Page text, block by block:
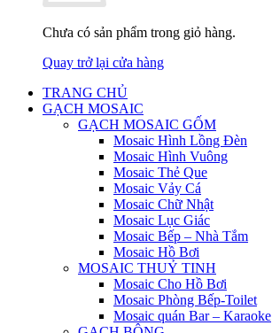
Chưa có sản phẩm trong giỏ hàng.
Quay trở lại cửa hàng
TRANG CHỦ
GẠCH MOSAIC
GẠCH MOSAIC GỐM
Mosaic Hình Lồng Đèn
Mosaic Hình Vuông
Mosaic Thẻ Que
Mosaic Vảy Cá
Mosaic Chữ Nhật
Mosaic Lục Giác
Mosaic Bếp – Nhà Tắm
Mosaic Hồ Bơi
MOSAIC THUỶ TINH
Mosaic Cho Hồ Bơi
Mosaic Phòng Bếp-Toilet
Mosaic quán Bar – Karaoke